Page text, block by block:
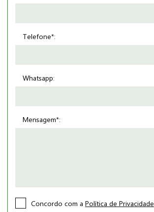
Telefone*:
Whatsapp:
Mensagem*:
Concordo com a Política de Privacidade